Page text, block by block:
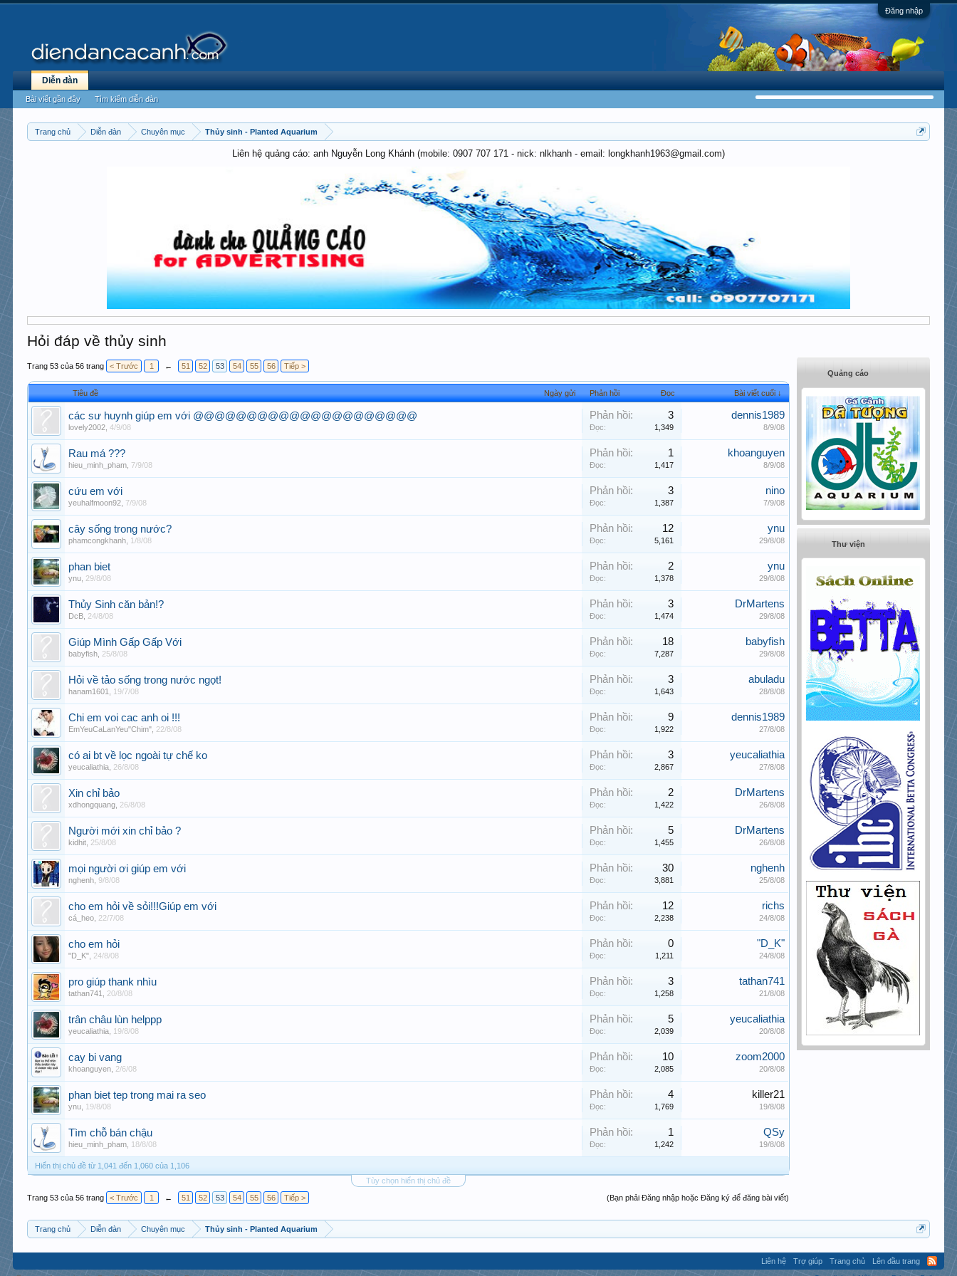
Đăng nhập
Trang chủ Diễn đàn Chuyên mục Thủy sinh - Planted Aquarium
Liên hệ quảng cáo: anh Nguyễn Long Khánh (mobile: 0907 707 171 - nick: nlkhanh - email: longkhanh1963@gmail.com)
Hỏi đáp về thủy sinh
Trang 53 của 56 trang < Trước 1 ← 51 52 53 54 55 56 Tiếp >
Tiêu đề Ngày gửi Phản hồi Đọc Bài viết cuối ↓
các sư huynh giúp em với @@@@@@@@@@@@@@@@@@@@@
lovely2002 ,4/9/08
Phản hồi: 3
Đọc: 1,349
dennis1989
8/9/08
Rau má ???
hieu_minh_pham 7/9/08
Phản hồi: 1
Đọc: 1,417
khoanguyen
8/9/08
cứu em với
yeuhalfmoon92 7/9/08
Phản hồi: 3
Đọc: 1,387
nino
7/9/08
cây sống trong nước?
phamcongkhanh 1/8/08
Phản hồi: 12
Đọc: 5,161
ynu
29/8/08
phan biet
ynu 29/8/08
Phản hồi: 2
Đọc: 1,378
ynu
29/8/08
Thủy Sinh căn bản!?
DcB 24/8/08
Phản hồi: 3
Đọc: 1,474
DrMartens
29/8/08
Giúp Mình Gấp Gấp Với
babyfish 25/8/08
Phản hồi: 18
Đọc: 7,287
babyfish
29/8/08
Hỏi về tảo sống trong nước ngọt!
hanam1601 19/7/08
Phản hồi: 3
Đọc: 1,643
abuladu
28/8/08
Chi em voi cac anh oi !!!
EmYeuCaLanYeu"Chim" 22/8/08
Phản hồi: 9
Đọc: 1,922
dennis1989
27/8/08
có ai bt về lọc ngoài tự chế ko
yeucaliathia 26/8/08
Phản hồi: 3
Đọc: 2,867
yeucaliathia
27/8/08
Xin chỉ bảo
xdhongquang 26/8/08
Phản hồi: 2
Đọc: 1,422
DrMartens
26/8/08
Người mới xin chỉ bảo ?
kidhit 25/8/08
Phản hồi: 5
Đọc: 1,455
DrMartens
26/8/08
mọi người ơi giúp em với
nghenh ,9/8/08
Phản hồi: 30
Đọc: 3,881
nghenh
25/8/08
cho em hỏi về sỏi!!!Giúp em với
cá_heo 22/7/08
Phản hồi: 12
Đọc: 2,238
richs
24/8/08
cho em hỏi
"D_K" 24/8/08
Phản hồi: 0
Đọc: 1,211
"D_K"
24/8/08
pro giúp thank nhìu
tathan741 20/8/08
Phản hồi: 3
Đọc: 1,258
tathan741
21/8/08
trân châu lùn helppp
yeucaliathia 19/8/08
Phản hồi: 5
Đọc: 2,039
yeucaliathia
20/8/08
cay bi vang
khoanguyen 2/6/08
Phản hồi: 10
Đọc: 2,085
zoom2000
20/8/08
phan biet tep trong mai ra seo
ynu 19/8/08
Phản hồi: 4
Đọc: 1,769
killer21
19/8/08
Tìm chỗ bán chậu
hieu_minh_pham 18/8/08
Phản hồi: 1
Đọc: 1,242
QSy
19/8/08
Hiển thị chủ đề từ 1,041 đến 1,060 của 1,106
Tùy chọn hiển thị chủ đề
(Bạn phải Đăng nhập hoặc Đăng ký để đăng bài viết)
Trang 53 của 56 trang < Trước 1 ← 51 52 53 54 55 56 Tiếp >
Quảng cáo
Thư viện
Trang chủ Diễn đàn Chuyên mục Thủy sinh - Planted Aquarium
Diễn đàn
Bài viết gần đây Tìm kiếm diễn đàn
Liên hệ Trợ giúp Trang chủ
Lên đầu trang